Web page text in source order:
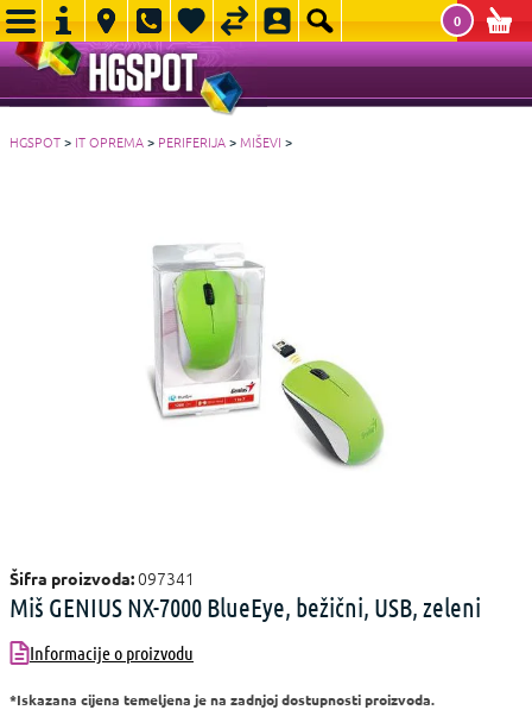
0
HGSPOT> IT OPREMA> PERIFERIJA>MIŠEVI >
Šifra proizvoda:097341
Miš GENIUS NX-7000 BlueEye, bežični, USB, zeleni
Informacije o proizvodu
*Iskazana cijena temeljena je na zadnjoj dostupnosti proizvoda.